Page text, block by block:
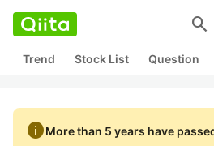
search
Trend Stock List Question
infoMore than 5 years have